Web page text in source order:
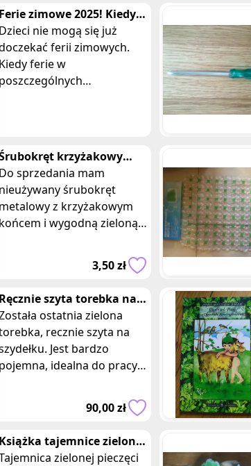
zimowe 2025! Kiedy
ferie? Gdzie na
nie mogą się już
ferii zimowych.
ferie w
krzyżakowy
zielony
sprzedania mam
śrubokręt
z krzyżakowym
i wygodną zieloną
mierzy 15 cm.
3,50 zł
szyta torebka na
ostatnia zielona
recznie szyta na
Jest bardzo
idealna do pracy
90,00 zł
tajemnice zielonej
Hanna
zielonej pieczęci